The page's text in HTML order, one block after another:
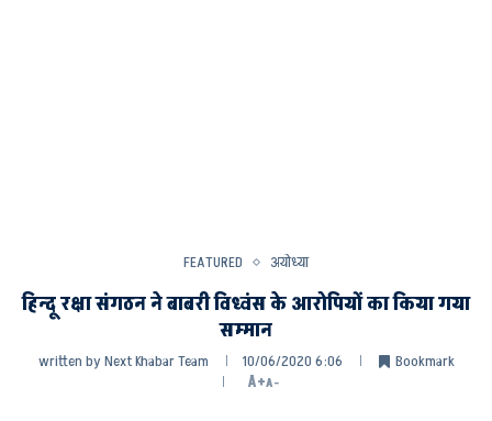
FEATURED अयोध्या
हिन्दू रक्षा संगठन ने बाबरी विध्वंस के आरोपियों का किया गया
सम्मान
written byNext Khabar Team 10/06/2020 6:06
Bookmark
A+A-